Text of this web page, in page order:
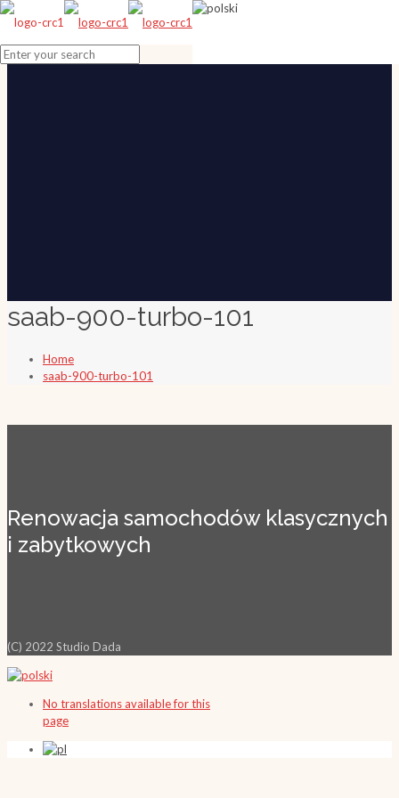
saab-900-turbo-101
Home
saab-900-turbo-101
Renowacja samochodów klasycznych
i zabytkowych
(C) 2022 Studio Dada
No translations available for this
page